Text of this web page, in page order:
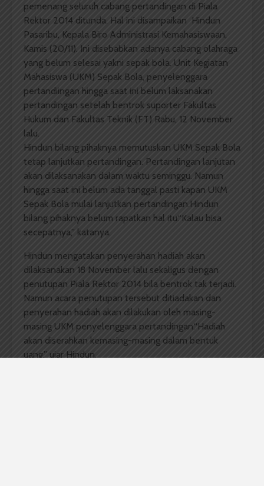
pemenang seluruh cabang pertandingan di Piala
Rektor 2014 ditunda. Hal ini disampaikan Hindun
Pasaribu, Kepala Biro Administrasi Kemahasiswaan,
Kamis (20/11). Ini disebabkan adanya cabang olahraga
yang belum selesai yakni sepak bola. Unit Kegiatan
Mahasiswa (UKM) Sepak Bola, penyelenggara
pertandiingan hingga saat ini belum laksanakan
pertandingan setelah bentrok suporter Fakultas
Hukum dan Fakultas Teknik (FT) Rabu, 12 November
lalu.
Hindun bilang pihaknya memutuskan UKM Sepak Bola
tetap lanjutkan pertandingan. Pertandingan lanjutan
akan dilaksanakan dalam waktu seminggu. Namun
hingga saat ini belum ada tanggal pasti kapan UKM
Sepak Bola mulai lanjutkan pertandingan.Hindun
bilang pihaknya belum rapatkan hal itu.“Kalau bisa
secepatnya,” katanya.
Hindun mengatakan penyerahan hadiah akan
dilaksanakan 18 November lalu sekaligus dengan
penutupan Piala Rektor 2014 bila bentrok tak terjadi.
Namun acara penutupan tersebut ditiadakan dan
penyerahan hadiah akan dilakukan oleh masing-
masing UKM penyelenggara pertandingan.“Hadiah
akan diserahkan kemasing-masing dalam bentuk
uang,” ujar Hindun.